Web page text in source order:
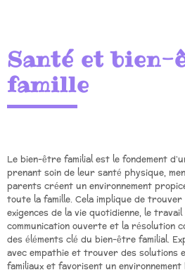
Santé et bien-
famille
Le bien-être familial est le fondement
prenant soin de leur santé physique,
parents créent un environnement
toute la famille. Cela implique de
exigences de la vie quotidienne, le
communication ouverte et la résolution
des éléments clé du bien-être familial.
avec empathie et trouver des solutions
familiaux et favorisent un environnement